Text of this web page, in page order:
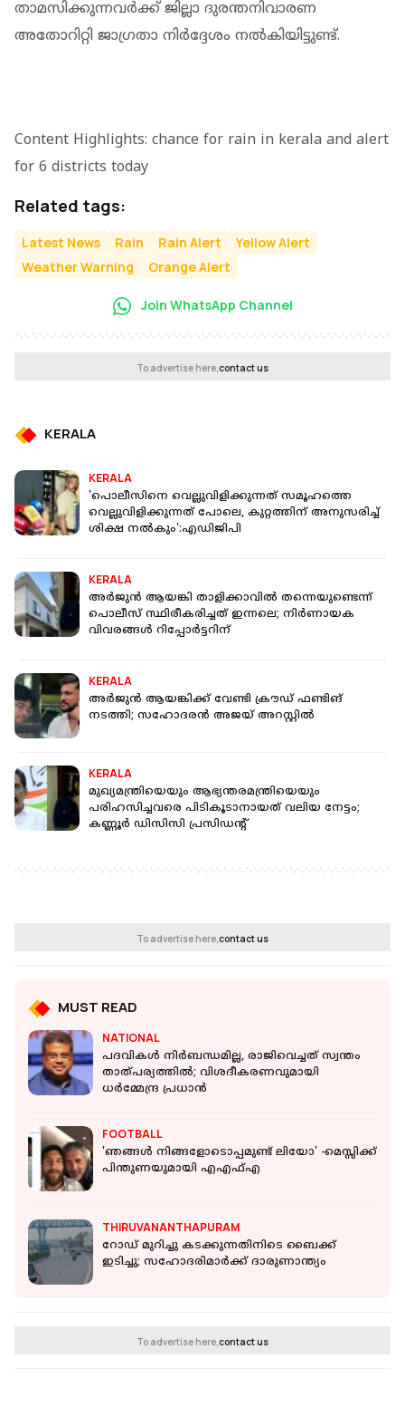
താമസിക്കുന്നവർക്ക് ജില്ലാ ദുരന്തനിവാരണ
അതോറിറ്റി ജാഗ്രതാ നിർദ്ദേശം നൽകിയിട്ടുണ്ട്.
Content Highlights: chance for rain in kerala and alert
for 6 districts today
Related tags:
Latest News Rain Rain Alert
Yellow Alert
Weather Warning
Orange Alert
Join WhatsApp Channel
To advertise here,contact us
KERALA
KERALA
'പൊലീസിനെ വെല്ലുവിളിക്കുന്നത് സമൂഹത്തെ
വെല്ലുവിളിക്കുന്നത് പോലെ, കുറ്റത്തിന് അനുസരിച്ച്
ശിക്ഷ നൽകും':എഡിജിപി
KERALA
അർജുൻ ആയങ്കി താളിക്കാവിൽ തന്നെയുണ്ടെന്ന്
പൊലീസ് സ്ഥിരീകരിച്ചത് ഇന്നലെ; നിർണായക
വിവരങ്ങൾ റിപ്പോർട്ടറിന്
KERALA
അർജുൻ ആയങ്കിക്ക് വേണ്ടി ക്രൗഡ് ഫണ്ടിങ്
നടത്തി; സഹോദരൻ അജയ് അറസ്റ്റിൽ
KERALA
മുഖ്യമന്ത്രിയെയും ആഭ്യന്തരമന്ത്രിയെയും
പരിഹസിച്ചവരെ പിടികൂടാനായത് വലിയ നേട്ടം;
കണ്ണൂർ ഡിസിസി പ്രസിഡൻ്റ്
To advertise here,contact us
MUST READ
NATIONAL
പദവികൾ നിർബന്ധമില്ല, രാജിവെച്ചത് സ്വന്തം
താത്പര്യത്തിൽ; വിശദീകരണവുമായി
ധര്‍മ്മേന്ദ്ര പ്രധാൻ
FOOTBALL
'ഞങ്ങള്‍ നിങ്ങളോടൊപ്പമുണ്ട് ലിയോ' -മെസ്സിക്ക്
പിന്തുണയുമായി എഎഫ്എ
THIRUVANANTHAPURAM
റോഡ് മുറിച്ചു കടക്കുന്നതിനിടെ ബൈക്ക്
ഇടിച്ചു; സഹോദരിമാർക്ക് ദാരുണാന്ത്യം
To advertise here,contact us